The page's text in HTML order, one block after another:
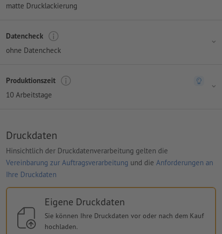
matte Drucklackierung
Datencheck
ohne Datencheck
Produktionszeit
10 Arbeitstage
Druckdaten
Hinsichtlich der Druckdatenverarbeitung gelten die
Vereinbarung zur Auftragsverarbeitung und die Anforderungen an
Ihre Druckdaten
Eigene Druckdaten
Sie können Ihre Druckdaten vor oder nach dem Kauf
hochladen.